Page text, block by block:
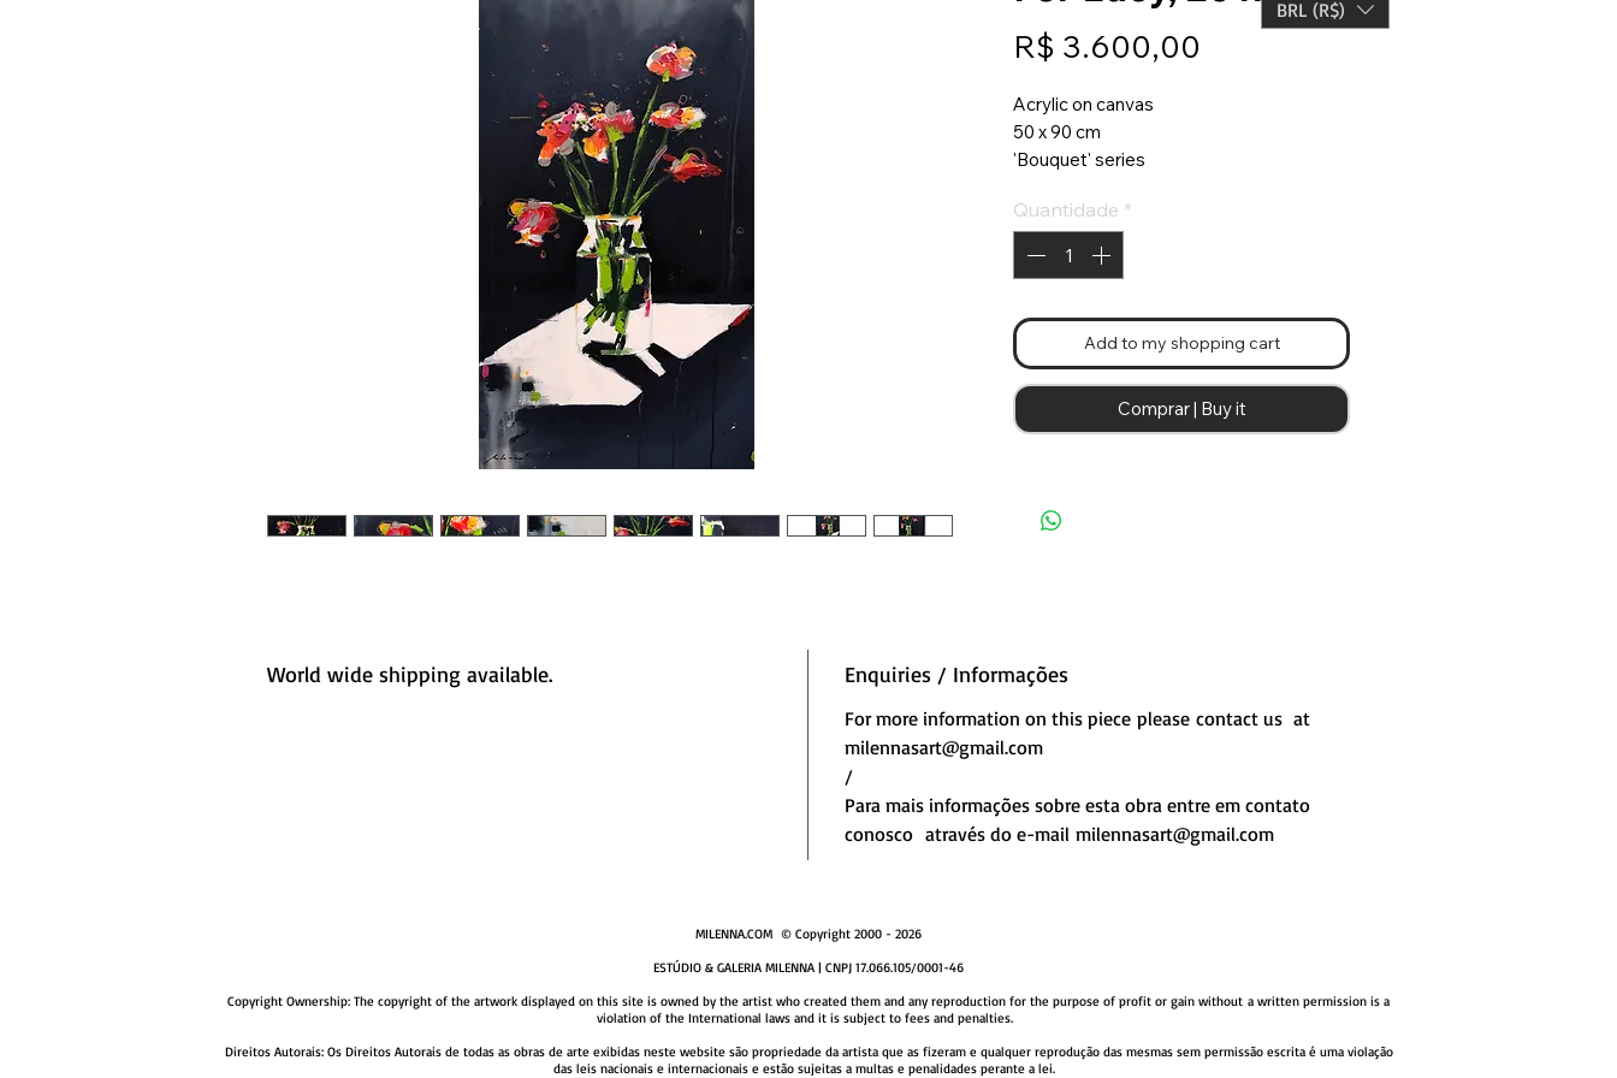
R$ 3.600,00
Acrylic on canvas
50 x 90 cm
'Bouquet' series
Quantidade *
Add to my shopping cart
Comprar | Buy it
World wide shipping available. Enquiries / Informações
For more information on this piece please contact us at
milennasart@gmail.com
/
Para mais informações sobre esta obra entre em contato
conosco através do e-mail milennasart@gmail.com
BRL (R$)
MILENNA.COM © Copyright 2000 - 2026
ESTÚDIO & GALERIA MILENNA | CNPJ 17.066.105/0001-46
Copyright Ownership: The copyright of the artwork displayed on this site is owned by the artist who created them and any r​eproduction for the purpose of profit or gain without a written permission is a
violation of the International laws and it is subject to fees and penalties.
Direitos Autorais: Os Direitos Autorais de todas as obras de arte exibidas neste website são propriedade da artista que as fizeram e qualquer reprodução das mesmas sem permissão escritaé uma violação
das leis nacionais e internacionais e estão sujeitas a multas e penalidades perante a lei. ​​